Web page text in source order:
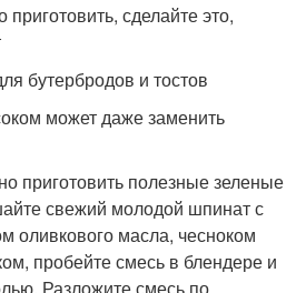
сделайте это,
бутербродов и тостов
может даже заменить
приготовить полезные зеленые
свежий молодой шпинат с
оливкового масла, чесноком
пробейте смесь в блендере и
Разложите смесь по